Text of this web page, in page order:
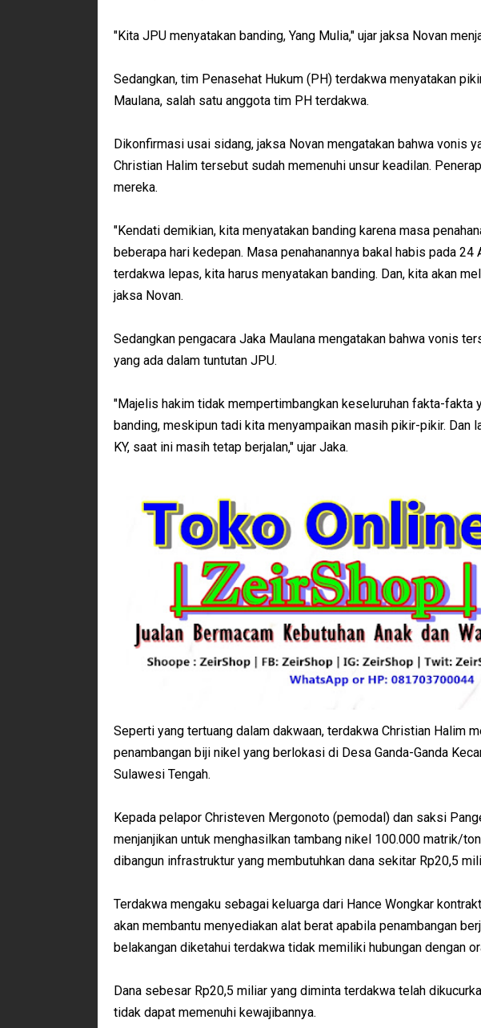
"Kita JPU menyatakan banding, Yang Mulia," ujar jaksa Novan
Sedangkan, tim Penasehat Hukum (PH) terdakwa menyatakan
Maulana, salah satu anggota tim PH terdakwa.
Dikonfirmasi usai sidang, jaksa Novan mengatakan bahwa vonis
Christian Halim tersebut sudah memenuhi unsur keadilan.
mereka.
"Kendati demikian, kita menyatakan banding karena masa
beberapa hari kedepan. Masa penahanannya bakal habis pada
terdakwa lepas, kita harus menyatakan banding. Dan, kita akan
jaksa Novan.
Sedangkan pengacara Jaka Maulana mengatakan bahwa vonis
yang ada dalam tuntutan JPU.
"Majelis hakim tidak mempertimbangkan keseluruhan fakta-fakta
banding, meskipun tadi kita menyampaikan masih pikir-pikir. Dan
KY, saat ini masih tetap berjalan," ujar Jaka.
Seperti yang tertuang dalam dakwaan, terdakwa Christian Halim
penambangan biji nikel yang berlokasi di Desa Ganda-Ganda
Sulawesi Tengah.
Kepada pelapor Christeven Mergonoto (pemodal) dan saksi
menjanjikan untuk menghasilkan tambang nikel 100.000 matrik/
dibangun infrastruktur yang membutuhkan dana sekitar Rp20,5
Terdakwa mengaku sebagai keluarga dari Hance Wongkar
akan membantu menyediakan alat berat apabila penambangan
belakangan diketahui terdakwa tidak memiliki hubungan dengan
Dana sebesar Rp20,5 miliar yang diminta terdakwa telah
tidak dapat memenuhi kewajibannya.